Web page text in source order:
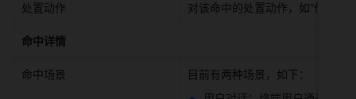
处置动作 对该命中的处置动作，如“仅记录
命中详情
命中场景
目前有两种场景，如下：